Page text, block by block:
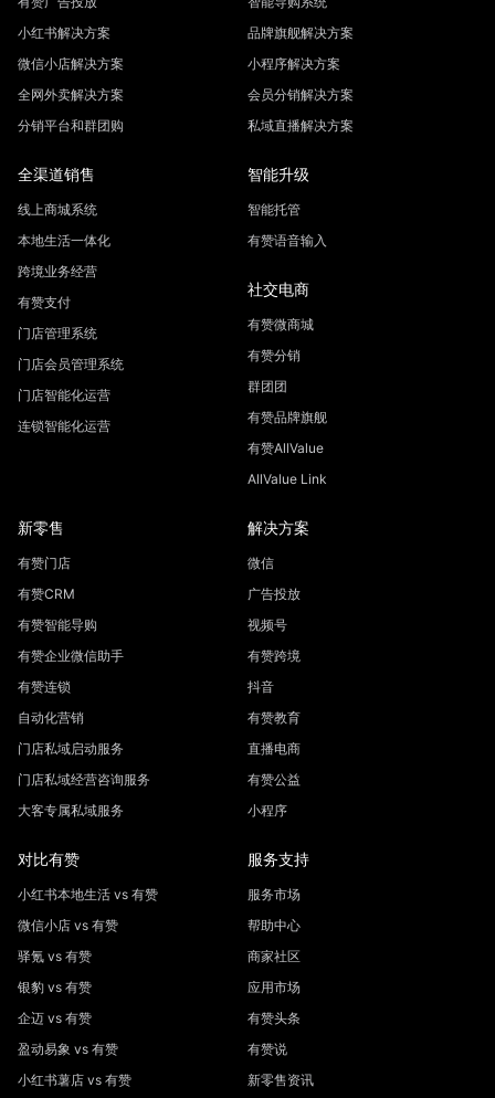
小红书解决方案
微信小店解决方案
全网外卖解决方案
分销平台和群团购
品牌旗舰解决方案
小程序解决方案
会员分销解决方案
私域直播解决方案
全渠道销售
线上商城系统
本地生活一体化
跨境业务经营
有赞支付
门店管理系统
门店会员管理系统
门店智能化运营
连锁智能化运营
智能升级
智能托管
有赞语音输入
社交电商
有赞微商城
有赞分销
群团团
有赞品牌旗舰
有赞AllValue
AllValue Link
新零售
有赞门店
有赞CRM
有赞智能导购
有赞企业微信助手
有赞连锁
自动化营销
门店私域启动服务
门店私域经营咨询服务
大客专属私域服务
解决方案
微信
广告投放
视频号
有赞跨境
抖音
有赞教育
直播电商
有赞公益
小程序
对比有赞
小红书本地生活 vs 有赞
微信小店 vs 有赞
驿氪 vs 有赞
银豹 vs 有赞
企迈 vs 有赞
盈动易象 vs 有赞
小红书薯店 vs 有赞
服务支持
服务市场
帮助中心
商家社区
应用市场
有赞头条
有赞说
新零售资讯